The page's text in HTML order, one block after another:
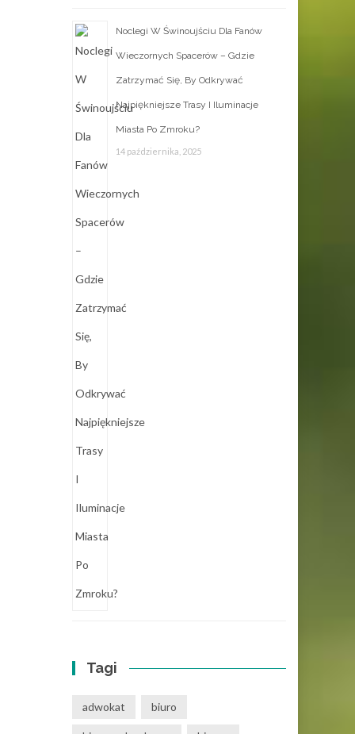
Noclegi W Świnoujściu Dla Fanów
Wieczornych Spacerów – Gdzie
Zatrzymać Się, By Odkrywać
Najpiękniejsze Trasy I Iluminacje
Miasta Po Zmroku?
14 października, 2025
Tagi
adwokat biuro